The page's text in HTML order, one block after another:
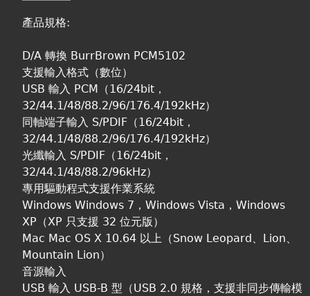
產品規格:
D/A 轉換 BurrBrown PCM5102
支援輸入格式（數位）
USB 輸入 PCM（16/24bit，
32/44.1/48/88.2/96/176.4/192kHz）
同軸端子輸入 S/PDIF（16/24bit，
32/44.1/48/88.2/96/176.4/192kHz）
光纖輸入 S/PDIF（16/24bit，
32/44.1/48/88.2/96kHz）
專用驅動程式支援作業系統
Windows Windows 7，Windows Vista，Windows
XP（XP 只支援 32 位元版）
Mac Mac OS X 10.64 以上（Snow Leopard、Lion、
Mountain Lion）
音源輸入
USB 輸入 USB-B 型（USB 2.0 規格，支援非同步傳輸模